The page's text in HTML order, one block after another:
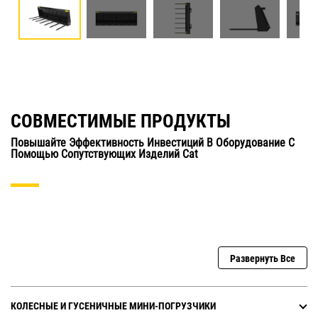
СОВМЕСТИМЫЕ ПРОДУКТЫ
Повышайте Эффективность Инвестиций В Оборудование С
Помощью Сопутствующих Изделий Cat
Развернуть Все
КОЛЕСНЫЕ И ГУСЕНИЧНЫЕ МИНИ-ПОГРУЗЧИКИ